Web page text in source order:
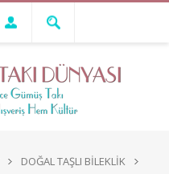
DOĞAL TAŞLI BİLEKLİK